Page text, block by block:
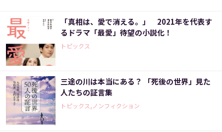
「真相は、愛で消える。」 2021年を代表す
るドラマ「最愛」待望の小説化！
トピックス
三途の川は本当にある？ 「死後の世界」見た
人たちの証言集
トピックス,ノンフィクション